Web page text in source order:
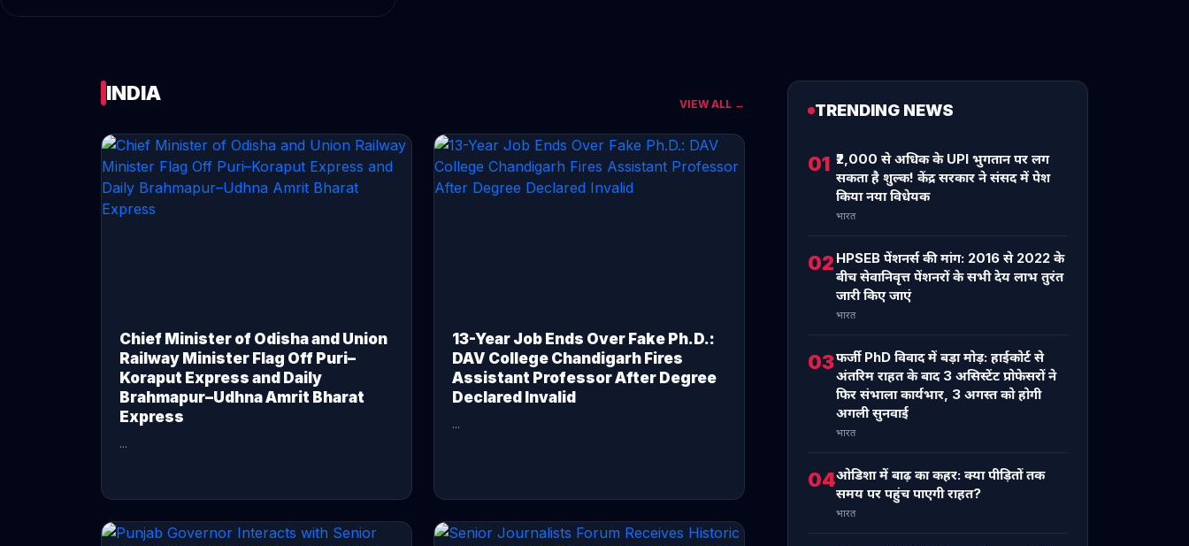
INDIA VIEW ALL →
Chief Minister of Odisha and Union
Railway Minister Flag Off Puri–
Koraput Express and Daily
Brahmapur–Udhna Amrit Bharat
Express
...
13-Year Job Ends Over Fake Ph.D.:
DAV College Chandigarh Fires
Assistant Professor After Degree
Declared Invalid
...
TRENDING NEWS
01 ₹2,000 से अधिक के UPI भुगतान पर लग
सकता है शुल्क! केंद्र सरकार ने संसद में पेश
किया नया विधेयक
भारत
02 HPSEB पेंशनर्स की मांग: 2016 से 2022 के
बीच सेवानिवृत्त पेंशनरों के सभी देय लाभ तुरंत
जारी किए जाएं
भारत
03फर्जी PhD विवाद में बड़ा मोड़: हाईकोर्ट से
अंतरिम राहत के बाद 3 असिस्टेंट प्रोफेसरों ने
फिर संभाला कार्यभार, 3 अगस्त को होगी
अगली सुनवाई
भारत
04ओडिशा में बाढ़ का कहर: क्या पीड़ितों तक
समय पर पहुंच पाएगी राहत?
भारत